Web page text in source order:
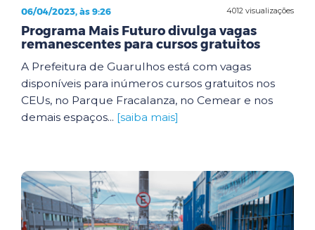
4012 visualizações
06/04/2023, às 9:26
Programa Mais Futuro divulga vagas
remanescentes para cursos gratuitos
A Prefeitura de Guarulhos está com vagas
disponíveis para inúmeros cursos gratuitos nos
CEUs, no Parque Fracalanza, no Cemear e nos
demais espaços... [saiba mais]